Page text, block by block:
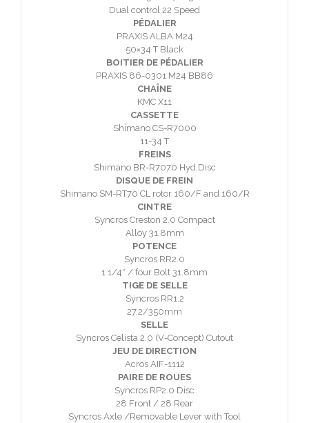
Dual control 22 Speed
PÉDALIER
PRAXIS ALBA M24
50×34 T Black
BOITIER DE PÉDALIER
PRAXIS 86-0301 M24 BB86
CHAÎNE
KMC X11
CASSETTE
Shimano CS-R7000
11-34 T
FREINS
Shimano BR-R7070 Hyd.Disc
DISQUE DE FREIN
Shimano SM-RT70 CL rotor 160/F and 160/R
CINTRE
Syncros Creston 2.0 Compact
Alloy 31.8mm
POTENCE
Syncros RR2.0
1 1/4″ / four Bolt 31.8mm
TIGE DE SELLE
Syncros RR1.2
27.2/350mm
SELLE
Syncros Celista 2.0 (V-Concept) Cutout
JEU DE DIRECTION
Acros AIF-1112
PAIRE DE ROUES
Syncros RP2.0 Disc
28 Front / 28 Rear
Syncros Axle /Removable Lever with Tool